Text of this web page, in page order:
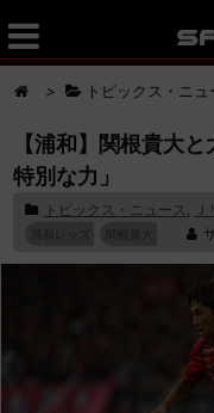
> トピックス・ニュ
【浦和】関根貴大
特別な力」
トピックス・ニュース ,